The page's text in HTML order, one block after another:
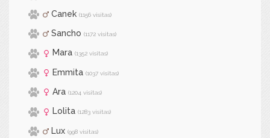
Canek (1156 visitas)
Sancho (1172 visitas)
Mara (1352 visitas)
Emmita (1037 visitas)
Ara (1204 visitas)
Lolita (1283 visitas)
Lux (998 visitas)